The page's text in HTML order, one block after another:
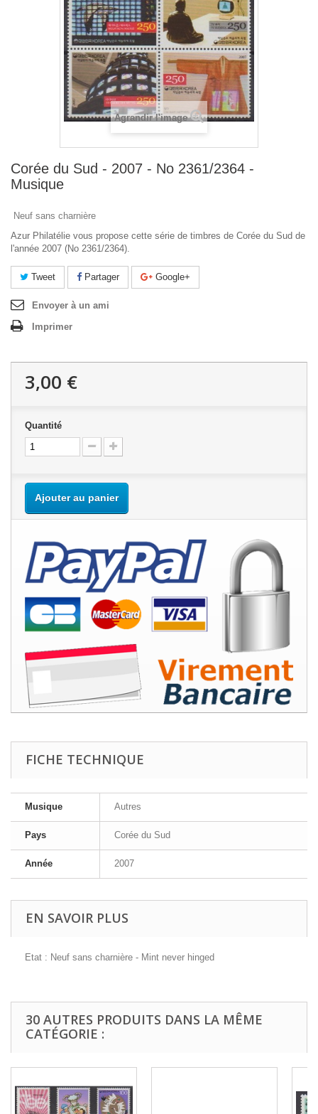
Agrandir l'image
Corée du Sud - 2007 - No 2361/2364 -
Musique
Neuf sans charnière
Azur Philatélie vous propose cette série de timbres de Corée du Sud de
l'année 2007 (No 2361/2364).
Tweet Partager Google+
Envoyer à un ami
Imprimer
3,00 €
Quantité
Ajouter au panier
FICHE TECHNIQUE
Musique Autres
Pays Corée du Sud
Année 2007
EN SAVOIR PLUS
Etat : Neuf sans charnière - Mint never hinged
30 AUTRES PRODUITS DANS LA MÊME
CATÉGORIE :